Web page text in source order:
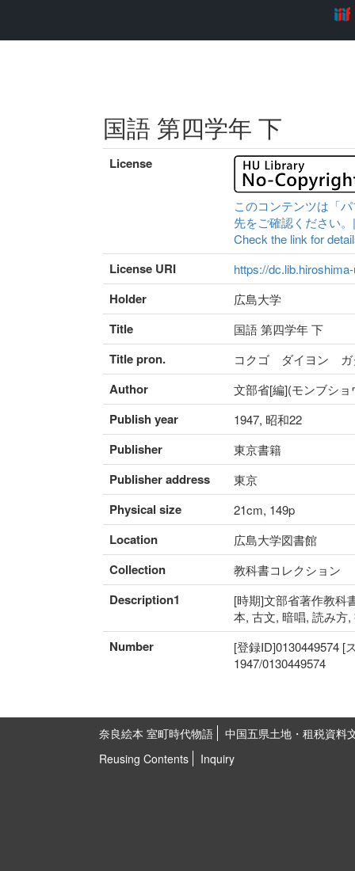
国語 第四学年 下
License
このコンテンツは「
先をご確認ください
Check the link for
License URI https://
Holder 広島大学
Title 国語 第四学年 下
Title pron. コクゴ ダイヨン ガ
Author 文部省[編](モンブショ
Publish year 1947, 昭和22
Publisher 東京書籍
Publisher address 東京
Physical size 21cm, 149p
Location 広島大学図書館
Collection 教科書コレクション
Description1
[時期]文部省著作教科
本, 古文, 暗唱, 読み方
Number
[登録ID]0130449574 [
1947/0130449574
奈良絵本 室町時代物語
中国五県土地・租税資料
Reusing Contents
Inquiry